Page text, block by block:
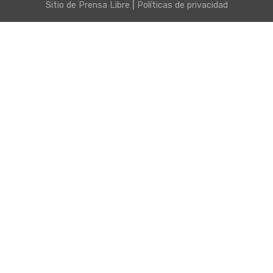
Sitio de Prensa Libre Políticas de privacidad